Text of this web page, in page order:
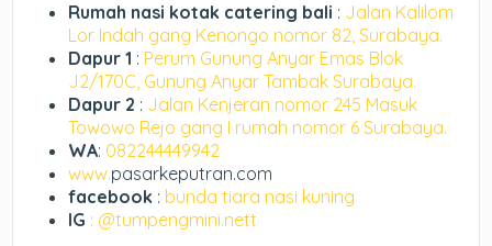
Rumah nasi kotak catering bali : Jalan Kalilom
Lor Indah gang Kenongo nomor 82, Surabaya.
Dapur 1 : Perum Gunung Anyar Emas Blok
J2/170C, Gunung Anyar Tambak Surabaya.
Dapur 2 : Jalan Kenjeran nomor 245 Masuk
Towowo Rejo gang I rumah nomor 6 Surabaya.
WA: 082244449942
www.pasarkeputran.com
facebook : bunda tiara nasi kuning
IG : @tumpengmini.nett